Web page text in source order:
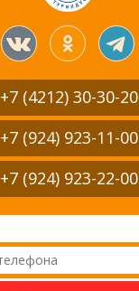
+7 (4212) 30-30-20
+7 (924) 923-11-00
+7 (924) 923-22-00